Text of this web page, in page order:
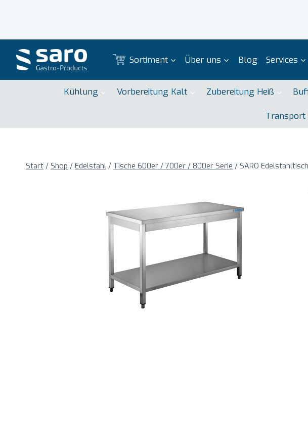
Sortiment Über uns Blog Services
Kühlung Vorbereitung Kalt Zubereitung Heiß
Start / Shop / Edelstahl / Tische 600er / 700er / 800er Serie / SARO